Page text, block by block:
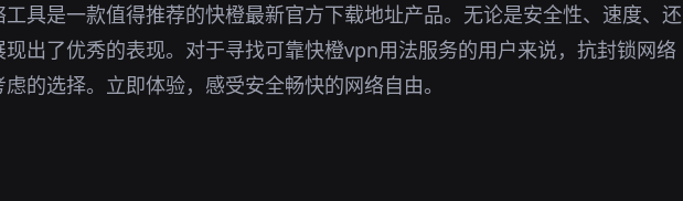
具是一款值得推荐的快橙最新官方下载地址产品。无论是安全性、速度、还
出了优秀的表现。对于寻找可靠快橙vpn用法服务的用户来说，抗封锁网络
的选择。立即体验，感受安全畅快的网络自由。